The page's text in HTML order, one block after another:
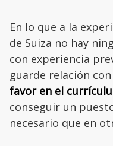
En lo que a la
de Suiza no hay
con experiencia
guarde relación
favor en el
conseguir un
necesario que en